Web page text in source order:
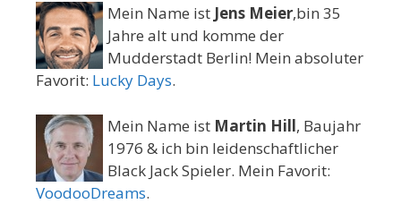
Mein Name ist Jens Meier,bin 35
Jahre alt und komme der
Mudderstadt Berlin! Mein absoluter
Favorit: Lucky Days.
Mein Name ist Martin Hill, Baujahr
1976 & ich bin leidenschaftlicher
Black Jack Spieler. Mein Favorit:
VoodooDreams.